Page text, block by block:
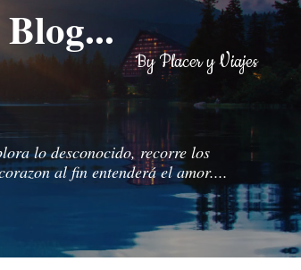
By Placer y Viajes
lo desconocido, recorre los
al fin entenderá el amor....